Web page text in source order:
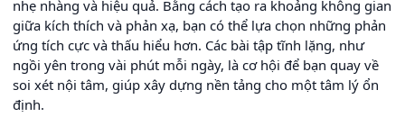
nhẹ nhàng và hiệu quả. Bằng cách tạo ra khoảng không gian
giữa kích thích và phản xạ, bạn có thể lựa chọn những phản
ứng tích cực và thấu hiểu hơn. Các bài tập tĩnh lặng, như
ngồi yên trong vài phút mỗi ngày, là cơ hội để bạn quay về
soi xét nội tâm, giúp xây dựng nền tảng cho một tâm lý ổn
định.